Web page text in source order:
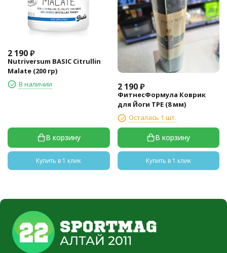
2 190₽
Nutriversum BASIC Citrullin
Malate (200 гр)
В наличии
В корзину
Купить в 1 клик
2 190 ₽
ФитнесФормула Коврик
для Йоги TPE (8 мм)
Осталась 1 шт.
В корзину
Купить в 1 клик